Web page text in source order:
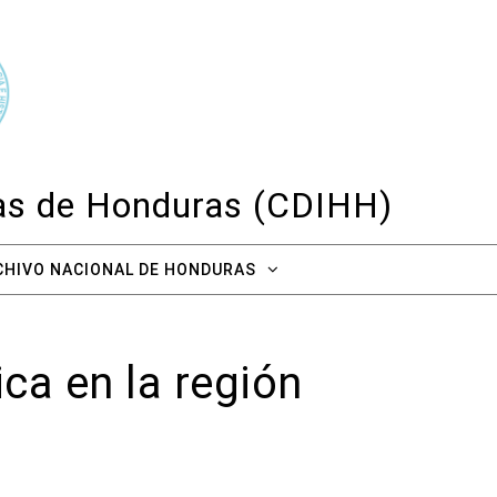
de Honduras (CDIHH)
NACIONAL DE HONDURAS
en la región